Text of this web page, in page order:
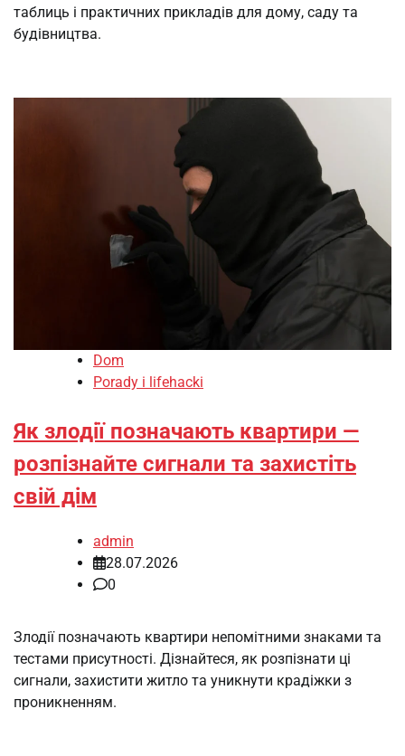
таблиць і практичних прикладів для дому, саду та
будівництва.
Dom
Porady i lifehacki
Як злодії позначають квартири —
розпізнайте сигнали та захистіть
свій дім
admin
28.07.2026
0
Злодії позначають квартири непомітними знаками та
тестами присутності. Дізнайтеся, як розпізнати ці
сигнали, захистити житло та уникнути крадіжки з
проникненням.